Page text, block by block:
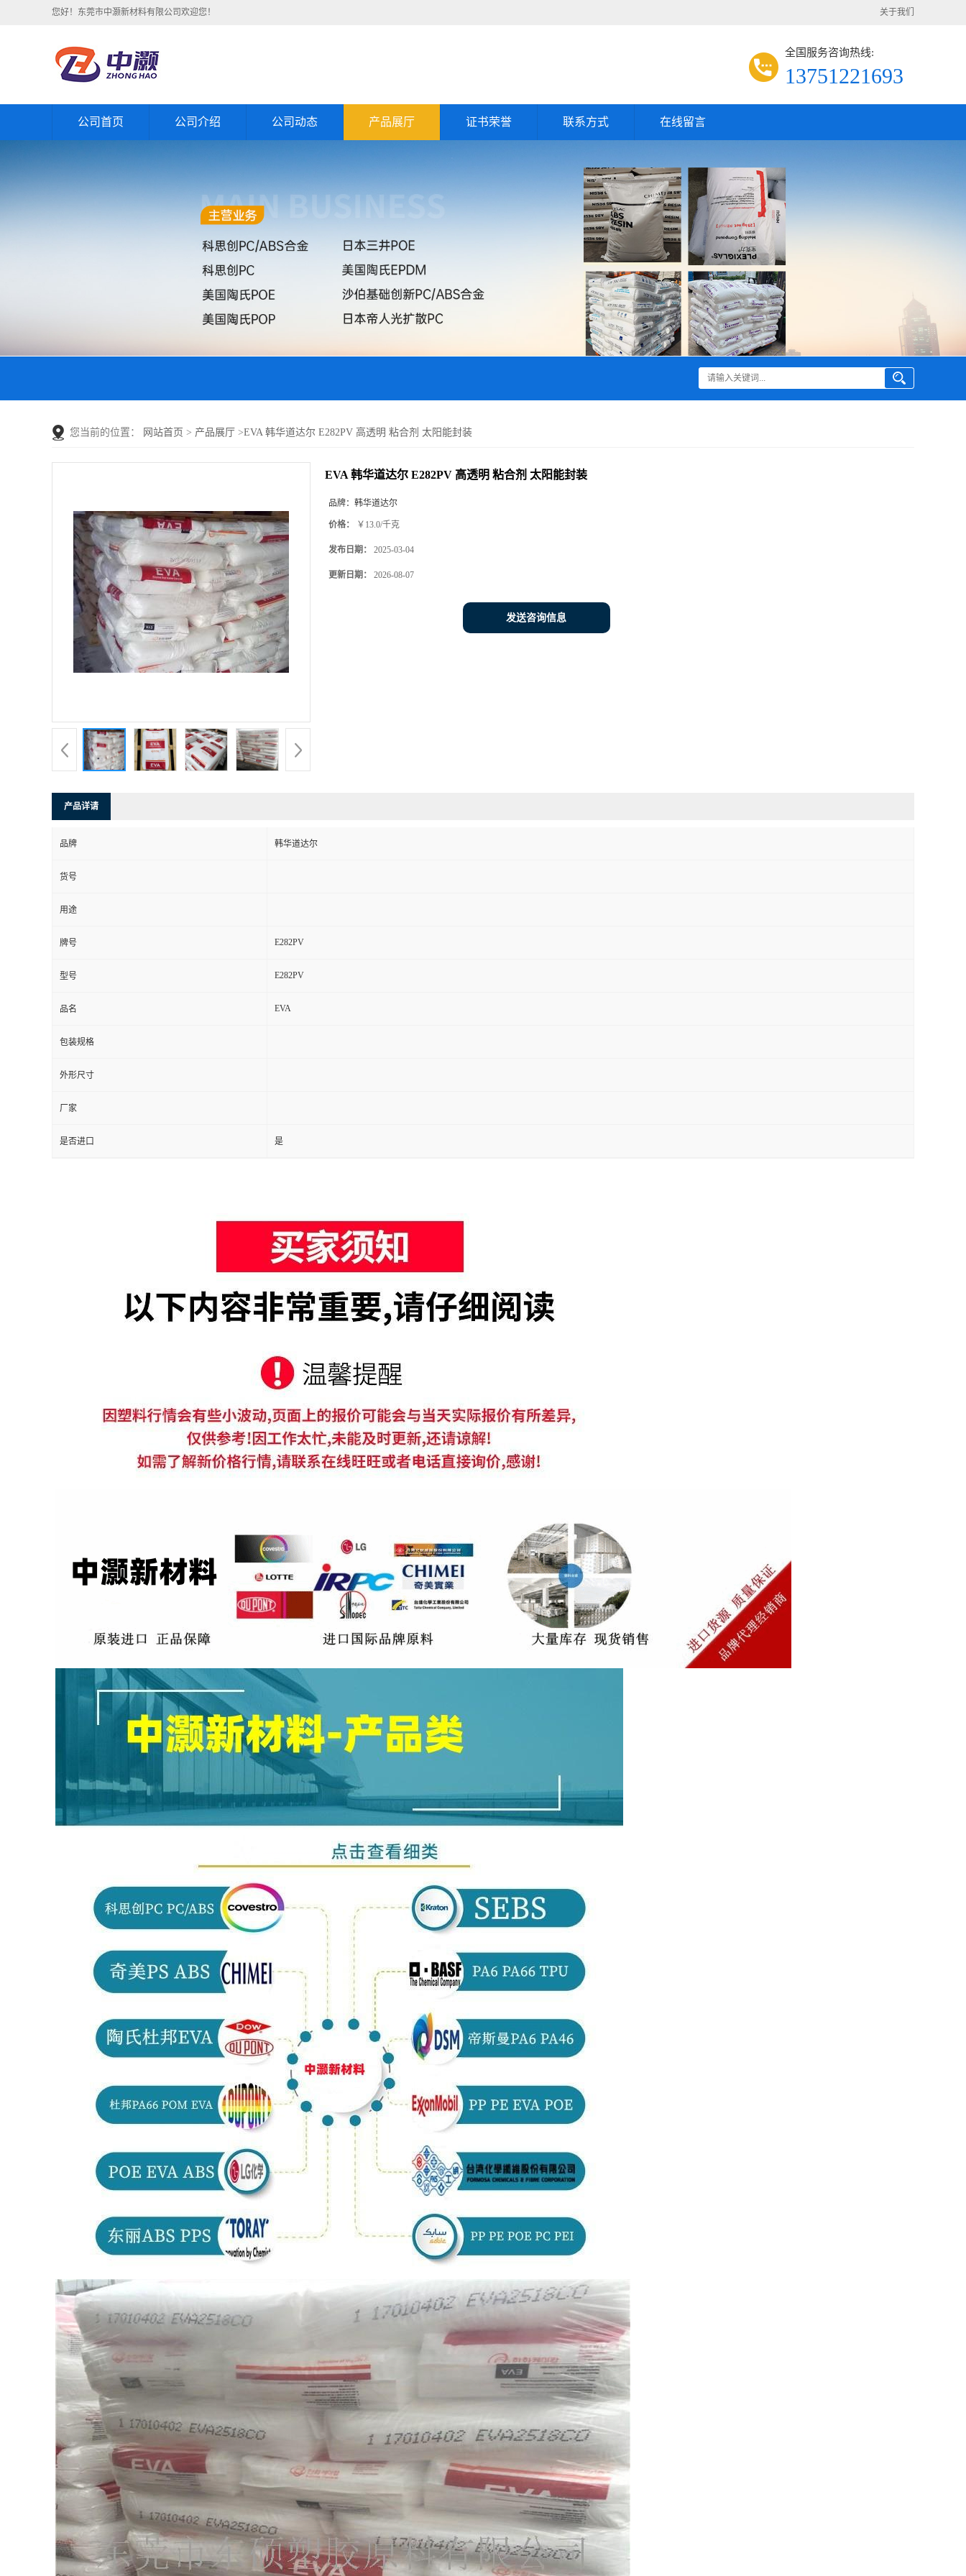
您好！东莞市中灏新材料有限公司欢迎您！ 关于我们
全国服务咨询热线:
13751221693
公司首页 公司介绍 公司动态 产品展厅 证书荣誉 联系方式 在线留言
您当前的位置： 网站首页 > 产品展厅 >EVA 韩华道达尔 E282PV 高透明 粘合剂 太阳能封装
EVA 韩华道达尔 E282PV 高透明 粘合剂 太阳能封装
品牌： 韩华道达尔
价格： ￥13.0/千克
发布日期： 2025-03-04
更新日期： 2026-08-07
发送咨询信息
产品详请
品牌 韩华道达尔
货号
用途
牌号 E282PV
型号 E282PV
品名 EVA
包装规格
外形尺寸
厂家
是否进口 是